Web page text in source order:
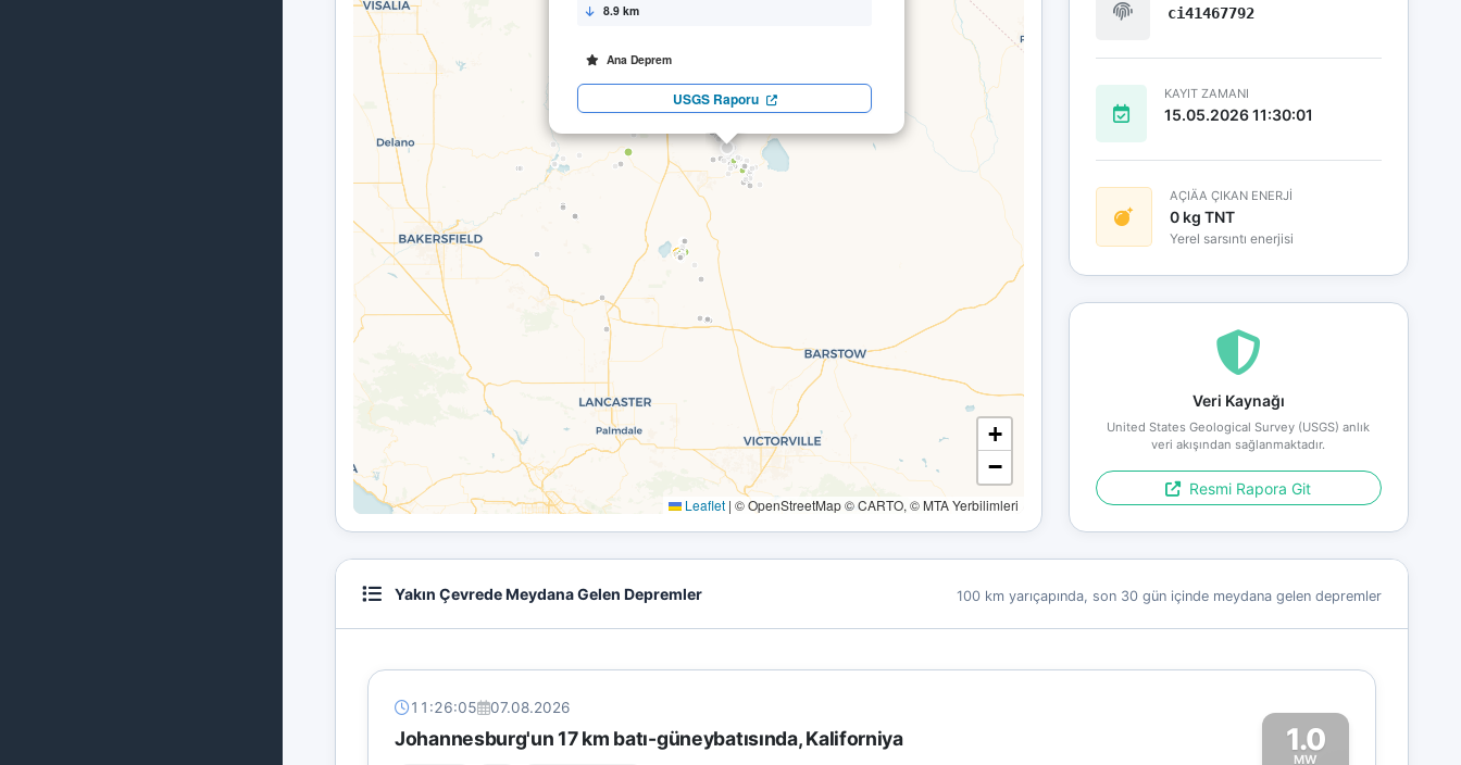
8.9 km
Ana Deprem
USGS Raporu
+
−
Leaflet | © OpenStreetMap © CARTO, © MTA Yerbilimleri
ci41467792
KAYIT ZAMANI
15.05.2026 11:30:01
AÇIÄA ÇIKAN ENERJİ
0 kg TNT
Yerel sarsıntı enerjisi
Veri Kaynağı
United States Geological Survey (USGS) anlık
veri akışından sağlanmaktadır.
Resmi Rapora Git
Yakın Çevrede Meydana Gelen Depremler 100 km yarıçapında, son 30 gün içinde meydana gelen depremler
11:26:05 07.08.2026
Johannesburg'un 17 km batı-güneybatısında, Kaliforniya 1.0
MW